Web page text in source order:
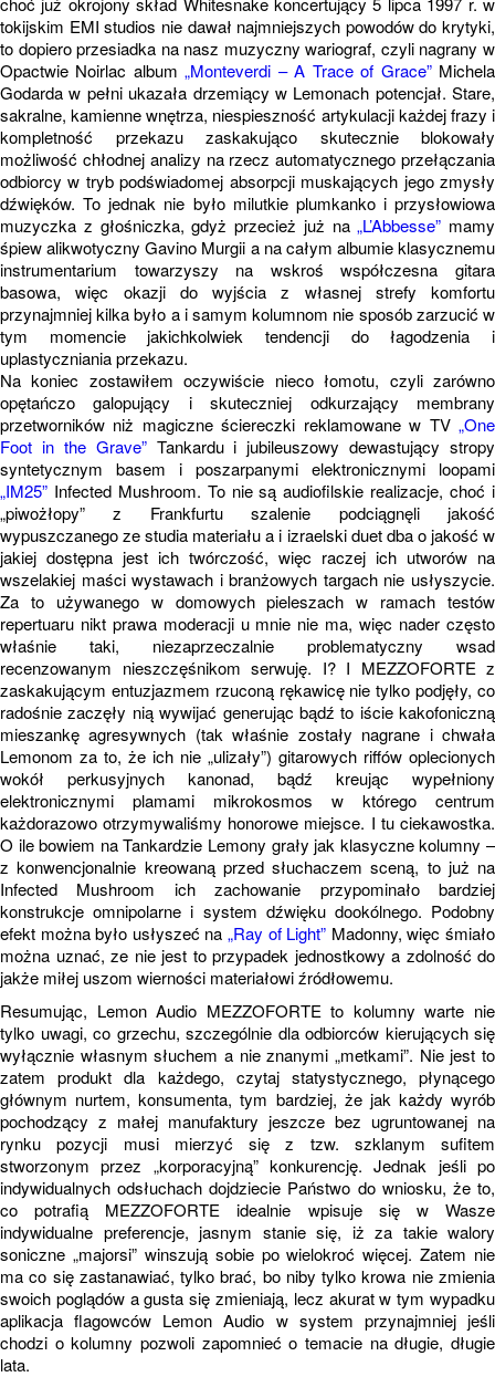
tokijskim EMI studios nie dawał najmniejszych powodów do krytyki,
to dopiero przesiadka na nasz muzyczny wariograf, czyli nagrany w
Opactwie Noirlac album„Monteverdi – A Trace of Grace”Michela
Godarda w pełni ukazała drzemiący w Lemonach potencjał. Stare,
sakralne, kamienne wnętrza, niespieszność artykulacji każdej frazy i
kompletność przekazu zaskakująco skutecznie blokowały
możliwość chłodnej analizy na rzecz automatycznego przełączania
odbiorcy w tryb podświadomej absorpcji muskających jego zmysły
dźwięków. To jednak nie było milutkie plumkanko i przysłowiowa
muzyczka z głośniczka, gdyż przecież już na„L’Abbesse” mamy
śpiew alikwotyczny Gavino Murgii a na całym albumie klasycznemu
instrumentarium towarzyszy na wskroś współczesna gitara
basowa, więc okazji do wyjścia z własnej strefy komfortu
przynajmniej kilka było a i samym kolumnom nie sposób zarzucić w
tym momencie jakichkolwiek tendencji do łagodzenia i
uplastyczniania przekazu.
Na koniec zostawiłem oczywiście nieco łomotu, czyli zarówno
opętańczo galopujący i skuteczniej odkurzający membrany
przetworników niż magiczne ściereczki reklamowane w TV „One
Foot in the Grave”Tankardu i jubileuszowy dewastujący stropy
syntetycznym basem i poszarpanymi elektronicznymi loopami
„IM25” Infected Mushroom. To nie są audiofilskie realizacje, choć i
„piwożłopy” z Frankfurtu szalenie podciągnęli jakość
wypuszczanego ze studia materiału a i izraelski duet dba o jakość w
jakiej dostępna jest ich twórczość, więc raczej ich utworów na
wszelakiej maści wystawach i branżowych targach nie usłyszycie.
Za to używanego w domowych pieleszach w ramach testów
repertuaru nikt prawa moderacji u mnie nie ma, więc nader często
właśnie taki, niezaprzeczalnie problematyczny wsad
recenzowanym nieszczęśnikom serwuję. I? I MEZZOFORTE z
zaskakującym entuzjazmem rzuconą rękawicę nie tylko podjęły, co
radośnie zaczęły nią wywijać generując bądź to iście kakofoniczną
mieszankę agresywnych (tak właśnie zostały nagrane i chwała
Lemonom za to, że ich nie „ulizały”) gitarowych riffów oplecionych
wokół perkusyjnych kanonad, bądź kreując wypełniony
elektronicznymi plamami mikrokosmos w którego centrum
każdorazowo otrzymywaliśmy honorowe miejsce. I tu ciekawostka.
O ile bowiem na Tankardzie Lemony grały jak klasyczne kolumny –
z konwencjonalnie kreowaną przed słuchaczem sceną, to już na
Infected Mushroom ich zachowanie przypominało bardziej
konstrukcje omnipolarne i system dźwięku dookólnego. Podobny
efekt można było usłyszeć na „Ray of Light” Madonny, więc śmiało
można uznać, ze nie jest to przypadek jednostkowy a zdolność do
jakże miłej uszom wierności materiałowi źródłowemu.
Resumując, Lemon Audio MEZZOFORTE to kolumny warte nie
tylko uwagi, co grzechu, szczególnie dla odbiorców kierujących się
wyłącznie własnym słuchem a nie znanymi „metkami”. Nie jest to
zatem produkt dla każdego, czytaj statystycznego, płynącego
głównym nurtem, konsumenta, tym bardziej, że jak każdy wyrób
pochodzący z małej manufaktury jeszcze bez ugruntowanej na
rynku pozycji musi mierzyć się z tzw. szklanym sufitem
stworzonym przez „korporacyjną” konkurencję. Jednak jeśli po
indywidualnych odsłuchach dojdziecie Państwo do wniosku, że to,
co potrafią MEZZOFORTE idealnie wpisuje się w Wasze
indywidualne preferencje, jasnym stanie się, iż za takie walory
soniczne „majorsi” winszują sobie po wielokroć więcej. Zatem nie
ma co się zastanawiać, tylko brać, bo niby tylko krowa nie zmienia
swoich poglądów a gusta się zmieniają, lecz akurat w tym wypadku
aplikacja flagowców Lemon Audio w system przynajmniej jeśli
chodzi o kolumny pozwoli zapomnieć o temacie na długie, długie
lata.